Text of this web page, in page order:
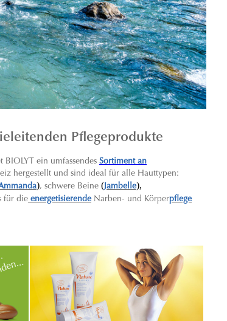
Pflegeprodukte
ein umfassendes Sortiment an
hergestellt und sind ideal für alle Hauttypen:
), schwere Beine (Jambelle),
für die energetisierendeNarben- und Körperpflege